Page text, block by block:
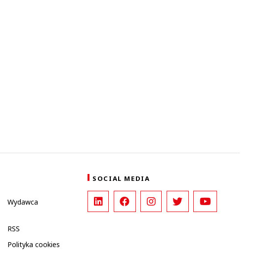
Wydawca
RSS
Polityka cookies
SOCIAL MEDIA